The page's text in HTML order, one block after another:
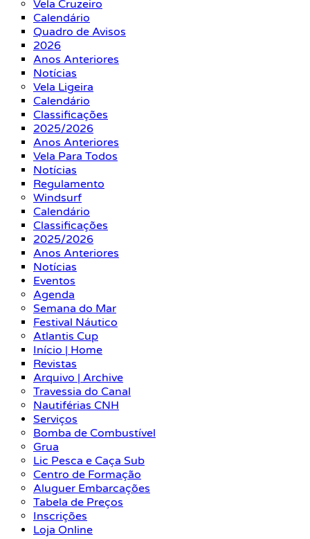
Vela Cruzeiro
Calendário
Quadro de Avisos
2026
Anos Anteriores
Notícias
Vela Ligeira
Calendário
Classificações
2025/2026
Anos Anteriores
Vela Para Todos
Notícias
Regulamento
Windsurf
Calendário
Classificações
2025/2026
Anos Anteriores
Notícias
Eventos
Agenda
Semana do Mar
Festival Náutico
Atlantis Cup
Início | Home
Revistas
Arquivo | Archive
Travessia do Canal
Nautiférias CNH
Serviços
Bomba de Combustível
Grua
Lic Pesca e Caça Sub
Centro de Formação
Aluguer Embarcações
Tabela de Preços
Inscrições
Loja Online